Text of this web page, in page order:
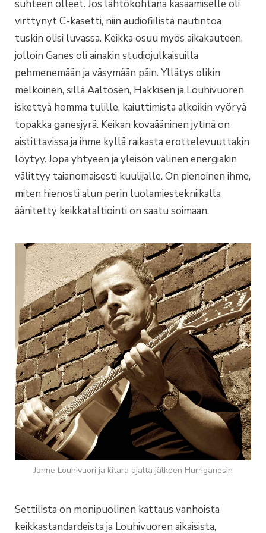
suhteen olleet. Jos lähtökohtana kasaamiselle oli
virttynyt C-kasetti, niin audiofiilistä nautintoa
tuskin olisi luvassa. Keikka osuu myös aikakauteen,
jolloin Ganes oli ainakin studiojulkaisuilla
pehmenemään ja väsymään päin. Yllätys olikin
melkoinen, sillä Aaltosen, Häkkisen ja Louhivuoren
iskettyä homma tulille, kaiuttimista alkoikin vyöryä
topakka ganesjyrä. Keikan kovaääninen jytinä on
aistittavissa ja ihme kyllä raikasta erottelevuuttakin
löytyy. Jopa yhtyeen ja yleisön välinen energiakin
välittyy taianomaisesti kuulijalle. On pienoinen ihme,
miten hienosti alun perin luolamiestekniikalla
äänitetty keikkataltiointi on saatu soimaan.
Janne Louhivuori ja kitara ajalta jälkeen Hurriganesin
Settilista on monipuolinen kattaus vanhoista
keikkastandardeista ja Louhivuoren aikaisista,